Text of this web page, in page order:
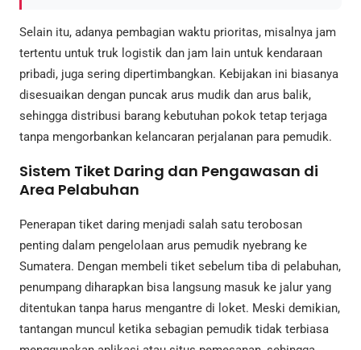
Selain itu, adanya pembagian waktu prioritas, misalnya jam
tertentu untuk truk logistik dan jam lain untuk kendaraan
pribadi, juga sering dipertimbangkan. Kebijakan ini biasanya
disesuaikan dengan puncak arus mudik dan arus balik,
sehingga distribusi barang kebutuhan pokok tetap terjaga
tanpa mengorbankan kelancaran perjalanan para pemudik.
Sistem Tiket Daring dan Pengawasan di
Area Pelabuhan
Penerapan tiket daring menjadi salah satu terobosan
penting dalam pengelolaan arus pemudik nyebrang ke
Sumatera. Dengan membeli tiket sebelum tiba di pelabuhan,
penumpang diharapkan bisa langsung masuk ke jalur yang
ditentukan tanpa harus mengantre di loket. Meski demikian,
tantangan muncul ketika sebagian pemudik tidak terbiasa